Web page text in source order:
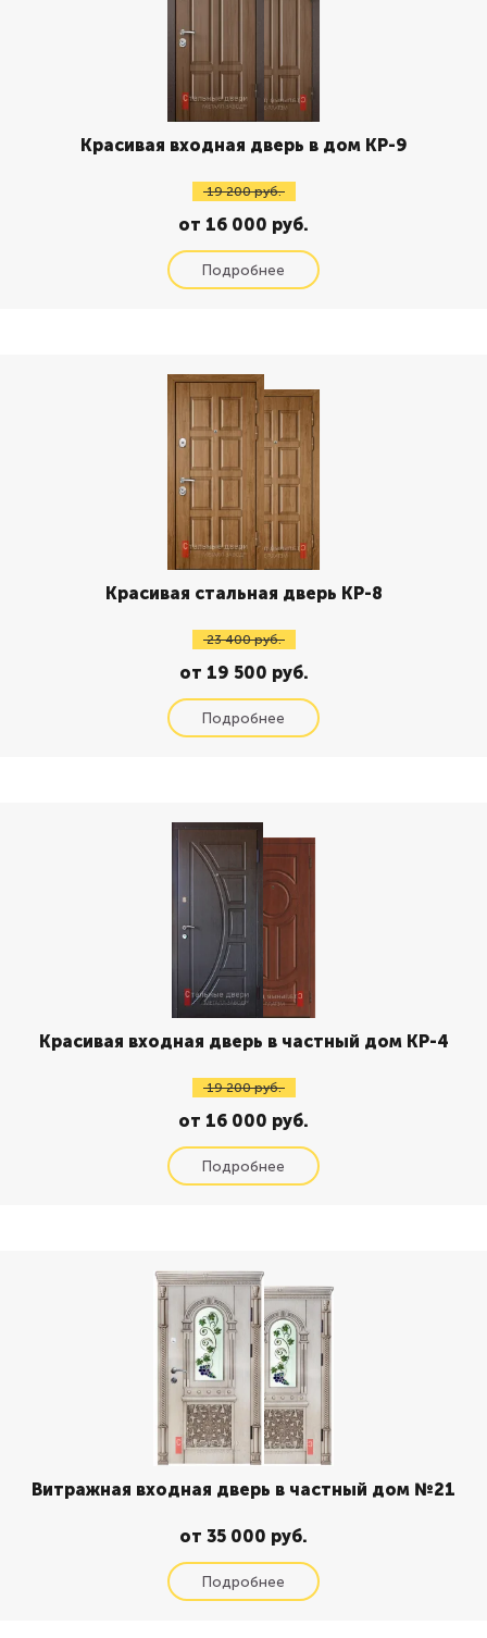
Красивая входная дверь в дом КР-9
19 200 руб.
от 16 000 руб.
Красивая стальная дверь КР-8
23 400 руб.
от 19 500 руб.
Красивая входная дверь в частный дом КР-4
19 200 руб.
от 16 000 руб.
Витражная входная дверь в частный дом №21
от 35 000 руб.